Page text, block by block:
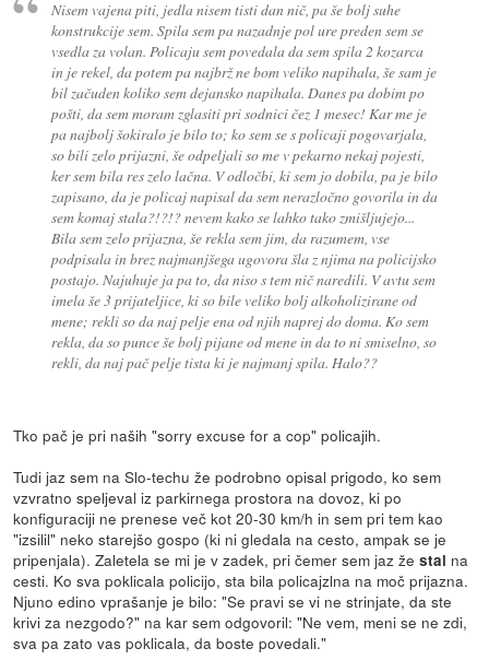
Nisem vajena piti, jedla nisem tisti dan nič, pa še bolj suhe
konstrukcije sem. Spila sem pa nazadnje pol ure preden sem se
vsedla za volan. Policaju sem povedala da sem spila 2 kozarca
in je rekel, da potem pa najbrž ne bom veliko napihala, še sam je
bil začuden koliko sem dejansko napihala. Danes pa dobim po
pošti, da sem moram zglasiti pri sodnici čez 1 mesec! Kar me je
pa najbolj šokiralo je bilo to; ko sem se s policaji pogovarjala,
so bili zelo prijazni, še odpeljali so me v pekarno nekaj pojesti,
ker sem bila res zelo lačna. V odločbi, ki sem jo dobila, pa je bilo
zapisano, da je policaj napisal da sem nerazločno govorila in da
sem komaj stala?!?!? nevem kako se lahko tako zmišljujejo...
Bila sem zelo prijazna, še rekla sem jim, da razumem, vse
podpisala in brez najmanjšega ugovora šla z njima na policijsko
postajo. Najuhuje ja pa to, da niso s tem nič naredili. V avtu sem
imela še 3 prijateljice, ki so bile veliko bolj alkoholizirane od
mene; rekli so da naj pelje ena od njih naprej do doma. Ko sem
rekla, da so punce še bolj pijane od mene in da to ni smiselno, so
rekli, da naj pač pelje tista ki je najmanj spila. Halo??
Tko pač je pri naših "sorry excuse for a cop" policajih.
Tudi jaz sem na Slo-techu že podrobno opisal prigodo, ko sem
vzvratno speljeval iz parkirnega prostora na dovoz, ki po
konfiguraciji ne prenese več kot 20-30 km/h in sem pri tem kao
"izsilil" neko starejšo gospo (ki ni gledala na cesto, ampak se je
pripenjala). Zaletela se mi je v zadek, pri čemer sem jaz žestal na
cesti. Ko sva poklicala policijo, sta bila policajzlna na moč prijazna.
Njuno edino vprašanje je bilo: "Se pravi se vi ne strinjate, da ste
krivi za nezgodo?" na kar sem odgovoril: "Ne vem, meni se ne zdi,
sva pa zato vas poklicala, da boste povedali."